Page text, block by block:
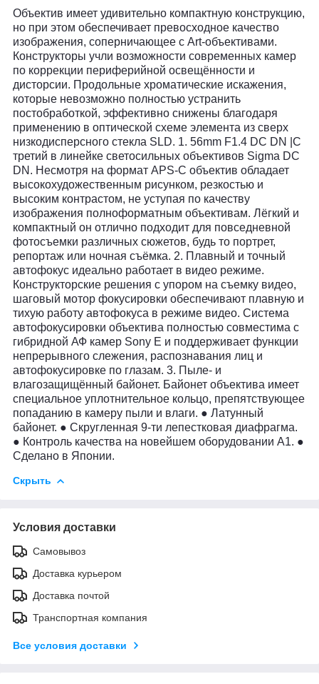
Объектив имеет удивительно компактную конструкцию,
но при этом обеспечивает превосходное качество
изображения, соперничающее с Art-объективами.
Конструкторы учли возможности современных камер
по коррекции периферийной освещённости и
дисторсии. Продольные хроматические искажения,
которые невозможно полностью устранить
постобработкой, эффективно снижены благодаря
применению в оптической схеме элемента из сверх
низкодисперсного стекла SLD. 1. 56mm F1.4 DC DN |C
третий в линейке светосильных объективов Sigma DC
DN. Несмотря на формат APS-C объектив обладает
высокохудожественным рисунком, резкостью и
высоким контрастом, не уступая по качеству
изображения полноформатным объективам. Лёгкий и
компактный он отлично подходит для повседневной
фотосъемки различных сюжетов, будь то портрет,
репортаж или ночная съёмка. 2. Плавный и точный
автофокус идеально работает в видео режиме.
Конструкторские решения с упором на съемку видео,
шаговый мотор фокусировки обеспечивают плавную и
тихую работу автофокуса в режиме видео. Система
автофокусировки объектива полностью совместима с
гибридной АФ камер Sony E и поддерживает функции
непрерывного слежения, распознавания лиц и
автофокусировке по глазам. 3. Пыле- и
влагозащищённый байонет. Байонет объектива имеет
специальное уплотнительное кольцо, препятствующее
попаданию в камеру пыли и влаги. ● Латунный
байонет. ● Скругленная 9-ти лепестковая диафрагма.
● Контроль качества на новейшем оборудовании А1. ●
Сделано в Японии.
Скрыть
Условия доставки
Самовывоз
Доставка курьером
Доставка почтой
Транспортная компания
Все условия доставки